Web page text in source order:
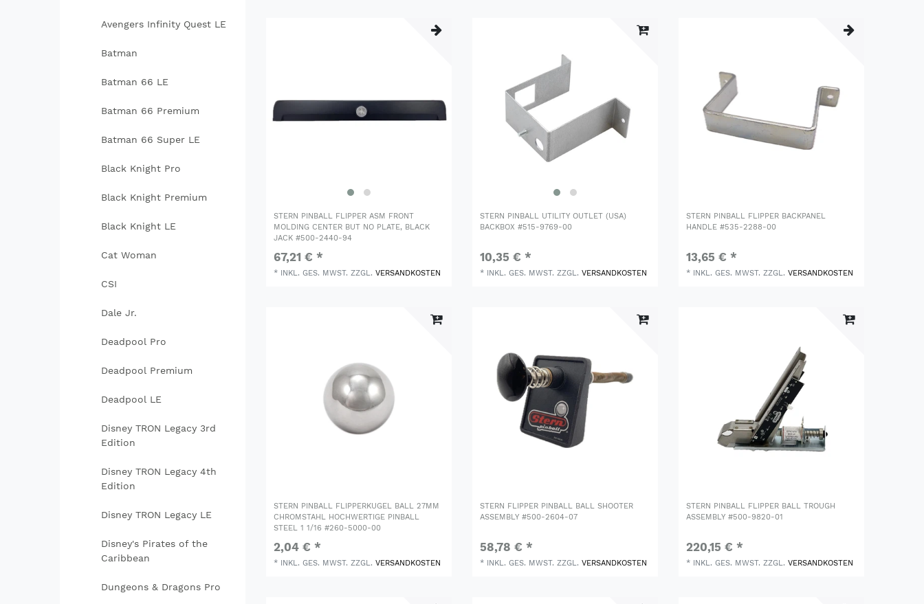
Avengers Infinity Quest LE
Batman
Batman 66 LE
Batman 66 Premium
Batman 66 Super LE
Black Knight Pro
Black Knight Premium
Black Knight LE
Cat Woman
CSI
Dale Jr.
Deadpool Pro
Deadpool Premium
Deadpool LE
Disney TRON Legacy 3rd
Edition
Disney TRON Legacy 4th
Edition
Disney TRON Legacy LE
Disney's Pirates of the
Caribbean
Dungeons & Dragons Pro
STERN PINBALL FLIPPER ASM FRONT
MOLDING CENTER BUT NO PLATE, BLACK
JACK #500-2440-94
67,21 € *
* INKL. GES. MWST. ZZGL.VERSANDKOSTEN
STERN PINBALL UTILITY OUTLET (USA)
BACKBOX #515-9769-00
10,35 € *
* INKL. GES. MWST. ZZGL.VERSANDKOSTEN
STERN PINBALL FLIPPER BACKPANEL
HANDLE #535-2288-00
13,65 € *
* INKL. GES. MWST. ZZGL.VERSANDKOSTEN
STERN PINBALL FLIPPERKUGEL BALL 27MM
CHROMSTAHL HOCHWERTIGE PINBALL
STEEL 1 1/16 #260-5000-00
2,04 € *
* INKL. GES. MWST. ZZGL.VERSANDKOSTEN
STERN FLIPPER PINBALL BALL SHOOTER
ASSEMBLY #500-2604-07
58,78 € *
* INKL. GES. MWST. ZZGL.VERSANDKOSTEN
STERN PINBALL FLIPPER BALL TROUGH
ASSEMBLY #500-9820-01
220,15 € *
* INKL. GES. MWST. ZZGL.VERSANDKOSTEN